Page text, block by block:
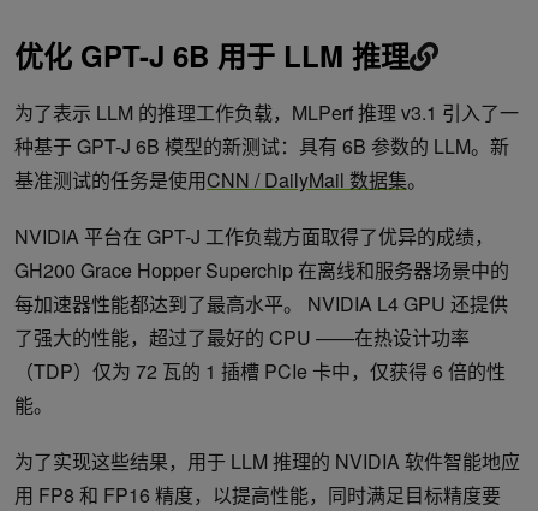
优化 GPT-J 6B 用于 LLM 推理
为了表示 LLM 的推理工作负载，MLPerf 推理 v3.1 引入了一
种基于 GPT-J 6B 模型的新测试：具有 6B 参数的 LLM。新
基准测试的任务是使用CNN / DailyMail 数据集。
NVIDIA 平台在 GPT-J 工作负载方面取得了优异的成绩，
GH200 Grace Hopper Superchip 在离线和服务器场景中的
每加速器性能都达到了最高水平。 NVIDIA L4 GPU 还提供
了强大的性能，超过了最好的 CPU ——在热设计功率
（TDP）仅为 72 瓦的 1 插槽 PCIe 卡中，仅获得 6 倍的性
能。
为了实现这些结果，用于 LLM 推理的 NVIDIA 软件智能地应
用 FP8 和 FP16 精度，以提高性能，同时满足目标精度要